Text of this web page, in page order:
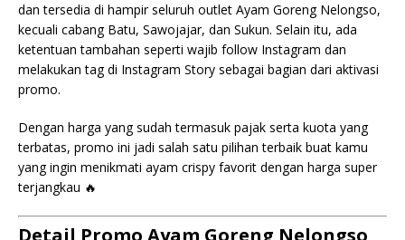
dan tersedia di hampir seluruh outlet Ayam Goreng Nelongso,
kecuali cabang Batu, Sawojajar, dan Sukun. Selain itu, ada
ketentuan tambahan seperti wajib follow Instagram dan
melakukan tag di Instagram Story sebagai bagian dari aktivasi
promo.
Dengan harga yang sudah termasuk pajak serta kuota yang
terbatas, promo ini jadi salah satu pilihan terbaik buat kamu
yang ingin menikmati ayam crispy favorit dengan harga super
terjangkau 🔥
Detail Promo Ayam Goreng Nelongso